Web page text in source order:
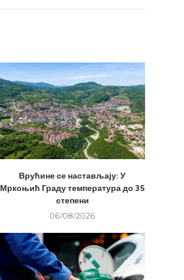
Врућине се настављају: У
Мркоњић Граду температура до 35
степени
06/08/2026